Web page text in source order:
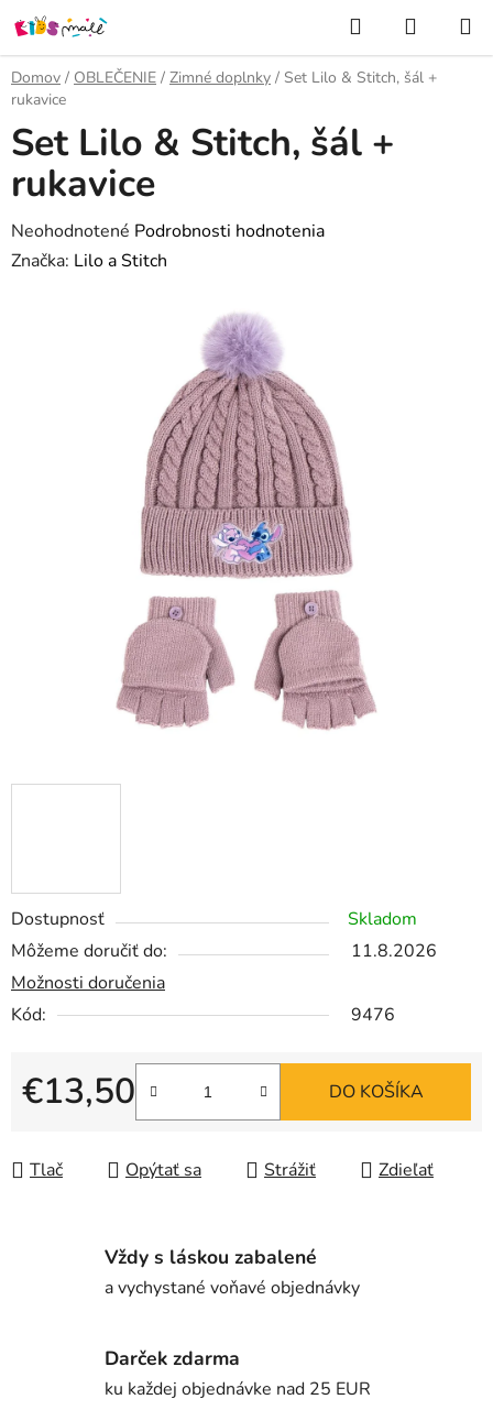
Prejsť
na
obsah
Hľadať
KOŠÍK
Domov / OBLEČENIE / Zimné doplnky / Set Lilo & Stitch, šál +
rukavice
Dostupnosť
Skladom
Môžeme doručiť do:
11.8.2026
Možnosti doručenia
Kód:
9476
€13,50
Jednotková cena:
DO KOŠÍKA
Tlač Opýtať sa Strážiť Zdieľať
Set Lilo & Stitch, šál +
rukavice
Priemerné
hodnotenie
Neohodnotené Podrobnosti hodnotenia
Značka: Lilo a Stitch
Vždy s láskou zabalené
a vychystané voňavé objednávky
Darček zdarma
ku každej objednávke nad 25 EUR